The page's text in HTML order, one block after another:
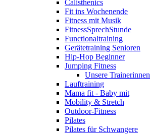
Calisthenics
Fit ins Wochenende
Fitness mit Musik
FitnessSprechStunde
Functionaltraining
Gerätetraining Senioren
Hip-Hop Beginner
Jumping Fitness
Unsere Trainerinnen
Lauftraining
Mama fit - Baby mit
Mobility & Stretch
Outdoor-Fitness
Pilates
Pilates für Schwangere